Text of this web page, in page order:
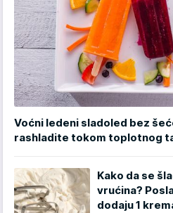
Voćni ledeni sladoled bez
rashladite tokom toplotnog
Kako da se
vrućina?
dodaju 1